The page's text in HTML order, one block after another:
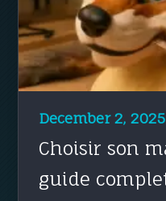
December 2, 2025
Choisir son
guide